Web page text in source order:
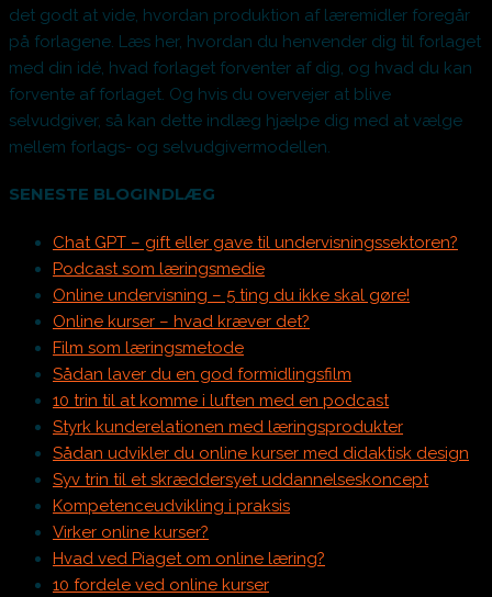
det godt at vide, hvordan produktion af læremidler foregår
på forlagene. Læs her, hvordan du henvender dig til forlaget
med din idé, hvad forlaget forventer af dig, og hvad du kan
forvente af forlaget. Og hvis du overvejer at blive
selvudgiver, så kan dette indlæg hjælpe dig med at vælge
mellem forlags- og selvudgivermodellen.
SENESTE BLOGINDLÆG
Chat GPT – gift eller gave til undervisningssektoren?
Podcast som læringsmedie
Online undervisning – 5 ting du ikke skal gøre!
Online kurser – hvad kræver det?
Film som læringsmetode
Sådan laver du en god formidlingsfilm
10 trin til at komme i luften med en podcast
Styrk kunderelationen med læringsprodukter
Sådan udvikler du online kurser med didaktisk design
Syv trin til et skræddersyet uddannelseskoncept
Kompetenceudvikling i praksis
Virker online kurser?
Hvad ved Piaget om online læring?
10 fordele ved online kurser